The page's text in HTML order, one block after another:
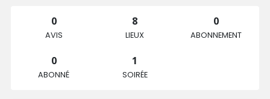
0
AVIS
8
LIEUX
0
ABONNEMENT
0
ABONNÉ
1
SOIRÉE